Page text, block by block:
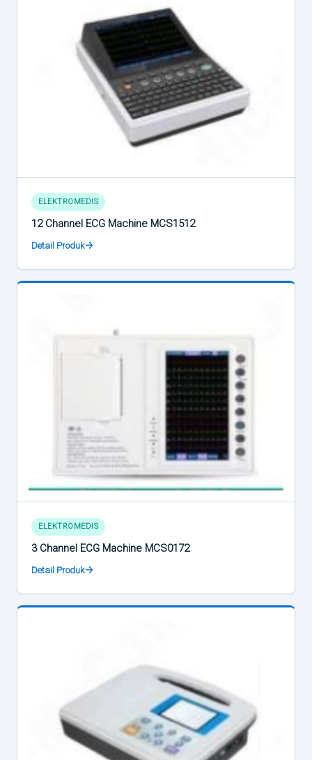
ELEKTROMEDIS
12 Channel ECG Machine MCS1512
Detail Produk
ELEKTROMEDIS
3 Channel ECG Machine MCS0172
Detail Produk